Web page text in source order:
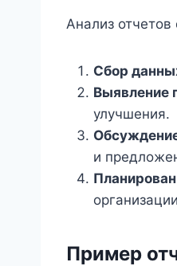
Анализ отчетов
Сбор
Выявление
улучшения.
и
Пример